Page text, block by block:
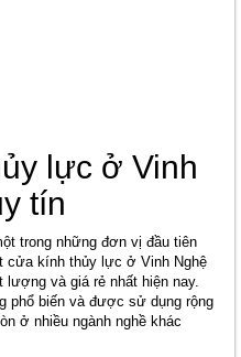
lực ở Vinh
tín
trong những đơn vị đầu tiên
cửa kính thủy lực ở Vinh Nghệ
và giá rẻ nhất hiện nay.
phổ biến và được sử dụng rộng
ở nhiều ngành nghề khác